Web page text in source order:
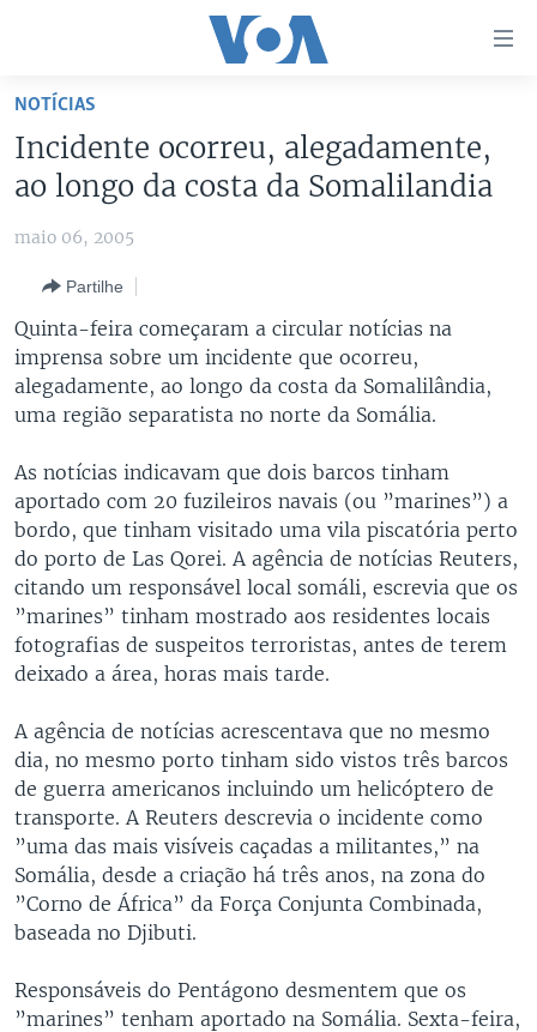
Acesso
para
artigo
principal
para
Pesquisa
ANGOLA
GUINÉ-BISSAU
ÁFRICA E MUNDO
BRASIL
DOSSIERS ESPECIAIS
DESPORTO
AFRICA AGORA
VÍDEOS
VOA60 ÁFRICA
VOA 60 CLIMA
VOA60 MUNDO
PASSADEIRA VERMELHA
ÁUDIO
ENTRETENIMENTO
Línguas
NOTÍCIAS
Incidente ocorreu, alegadamente,
ao longo da costa da Somalilandia
maio 06, 2005
Partilhe
Quinta-feira começaram a circular notícias na
imprensa sobre um incidente que ocorreu,
alegadamente, ao longo da costa da Somalilândia,
uma região separatista no norte da Somália.
As notícias indicavam que dois barcos tinham
aportado com 20 fuzileiros navais (ou ”marines”) a
bordo, que tinham visitado uma vila piscatória perto
do porto de Las Qorei. A agência de notícias Reuters,
citando um responsável local somáli, escrevia que os
”marines” tinham mostrado aos residentes locais
fotografias de suspeitos terroristas, antes de terem
deixado a área, horas mais tarde.
A agência de notícias acrescentava que no mesmo
dia, no mesmo porto tinham sido vistos três barcos
de guerra americanos incluindo um helicóptero de
transporte. A Reuters descrevia o incidente como
”uma das mais visíveis caçadas a militantes,” na
Somália, desde a criação há três anos, na zona do
”Corno de África” da Força Conjunta Combinada,
baseada no Djibuti.
Responsáveis do Pentágono desmentem que os
”marines” tenham aportado na Somália. Sexta-feira,